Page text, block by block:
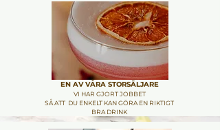
EN AV VÅRA STORSÄLJARE
VI HAR GJORT JOBBET
SÅ ATT DU ENKELT KAN GÖRA EN RIKTIGT
BRA DRINK